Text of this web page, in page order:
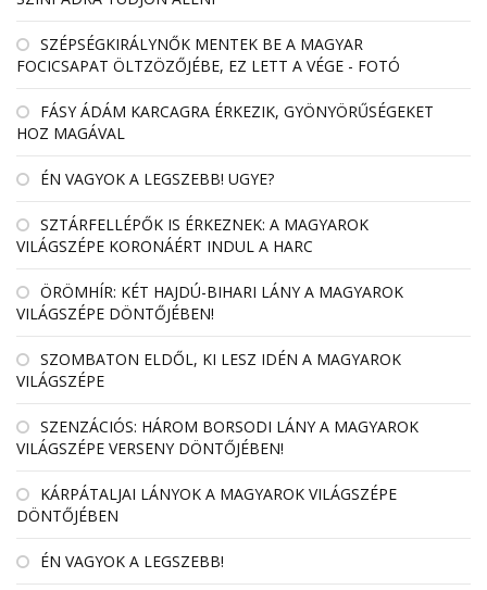
SZÉPSÉGKIRÁLYNŐK MENTEK BE A MAGYAR
FOCICSAPAT ÖLTZÖZŐJÉBE, EZ LETT A VÉGE - FOTÓ
FÁSY ÁDÁM KARCAGRA ÉRKEZIK, GYÖNYÖRŰSÉGEKET
HOZ MAGÁVAL
ÉN VAGYOK A LEGSZEBB! UGYE?
SZTÁRFELLÉPŐK IS ÉRKEZNEK: A MAGYAROK
VILÁGSZÉPE KORONÁÉRT INDUL A HARC
ÖRÖMHÍR: KÉT HAJDÚ-BIHARI LÁNY A MAGYAROK
VILÁGSZÉPE DÖNTŐJÉBEN!
SZOMBATON ELDŐL, KI LESZ IDÉN A MAGYAROK
VILÁGSZÉPE
SZENZÁCIÓS: HÁROM BORSODI LÁNY A MAGYAROK
VILÁGSZÉPE VERSENY DÖNTŐJÉBEN!
KÁRPÁTALJAI LÁNYOK A MAGYAROK VILÁGSZÉPE
DÖNTŐJÉBEN
ÉN VAGYOK A LEGSZEBB!